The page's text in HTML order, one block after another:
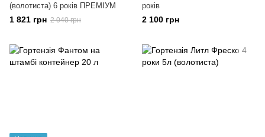
(волотиста) 6 років ПРЕМІУМ
1 821 грн 2 040 грн
років
2 100 грн